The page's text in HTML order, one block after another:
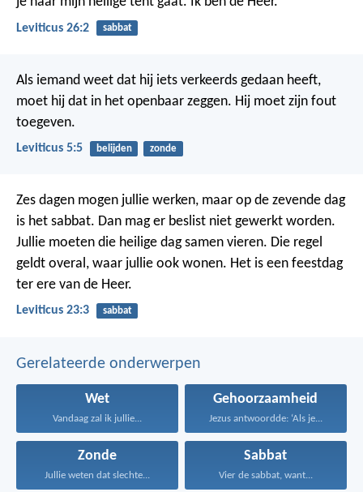
Leviticus 26:2 sabbat
Als iemand weet dat hij iets verkeerds gedaan heeft,
moet hij dat in het openbaar zeggen. Hij moet zijn fout
toegeven.
Leviticus 5:5 belijden zonde
Zes dagen mogen jullie werken, maar op de zevende dag
is het sabbat. Dan mag er beslist niet gewerkt worden.
Jullie moeten die heilige dag samen vieren. Die regel
geldt overal, waar jullie ook wonen. Het is een feestdag
ter ere van de Heer.
Leviticus 23:3 sabbat
Gerelateerde onderwerpen
Wet
Vandaag zal ik jullie...
Gehoorzaamheid
Jezus antwoordde: ‘Als je...
Zonde
Jullie weten dat slechte...
Sabbat
Vier de sabbat, want...